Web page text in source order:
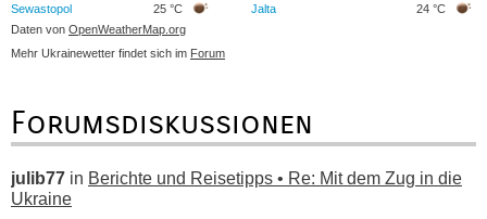
Sewastopol 25 °C Jalta
24 °C
Daten von OpenWeatherMap.org
Mehr Ukrainewetter findet sich im Forum
Forumsdiskussionen
julib77 in Berichte und Reisetipps • Re: Mit dem Zug in die
Ukraine